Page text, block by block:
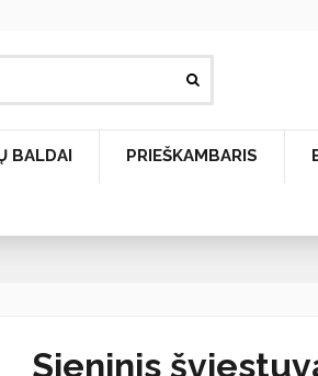
BALDAI PRIEŠKAMBARIS
Sieninis